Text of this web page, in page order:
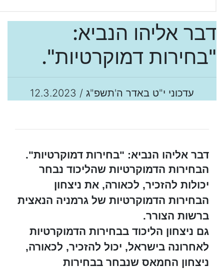
דבר אליהו הנביא:
"בחירות דמוקרטיות".
עדכוני י"ט באדר ה'תשפ"ג / 12.3.2023
דבר אליהו הנביא: "בחירות דמוקרטיות".
הבחירות הדמוקרטיות שהליכוד נבחר
יכולות להזכיר, לכאורה, את ניצחון
הבחירות הדמוקרטיות של גרמניה הנאצית
ברשות הצורר.
גם ניצחון הליכוד בבחירות הדמוקרטיות
לאחרונה בישראל, יכול להזכיר, לכאורה,
ניצחון החמאס שנבחר בבחירות